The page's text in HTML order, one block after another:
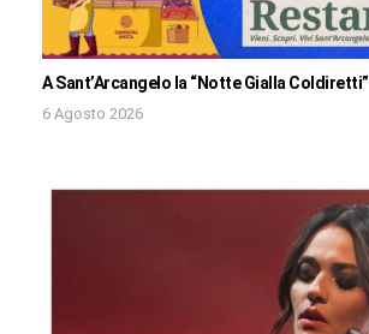
A Sant’Arcangelo la “Notte Gialla Coldiretti”
6 Agosto 2026